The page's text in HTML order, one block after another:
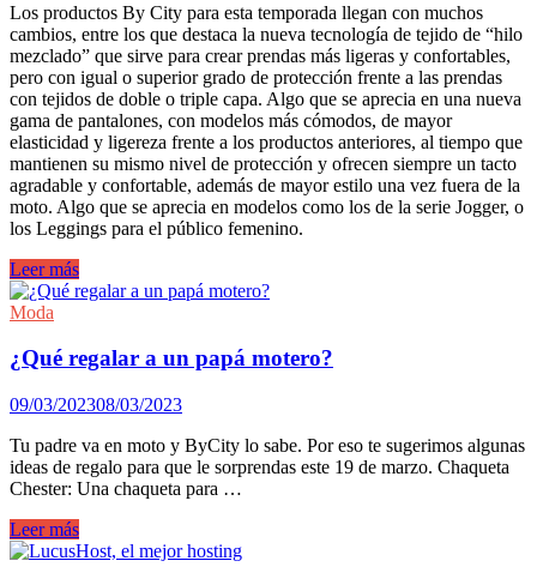
Los productos By City para esta temporada llegan con muchos
cambios, entre los que destaca la nueva tecnología de tejido de “hilo
mezclado” que sirve para crear prendas más ligeras y confortables,
pero con igual o superior grado de protección frente a las prendas
con tejidos de doble o triple capa. Algo que se aprecia en una nueva
gama de pantalones, con modelos más cómodos, de mayor
elasticidad y ligereza frente a los productos anteriores, al tiempo que
mantienen su mismo nivel de protección y ofrecen siempre un tacto
agradable y confortable, además de mayor estilo una vez fuera de la
moto. Algo que se aprecia en modelos como los de la serie Jogger, o
los Leggings para el público femenino.
Moda
para
moter@s:
City
presenta
la
nueva
colección
primavera/verano
2023.
Leer más
Moda
¿Qué regalar a un papá motero?
09/03/202308/03/2023
Tu padre va en moto y ByCity lo sabe. Por eso te sugerimos algunas
ideas de regalo para que le sorprendas este 19 de marzo. Chaqueta
Chester: Una chaqueta para …
¿Qué
regalar
Leer más